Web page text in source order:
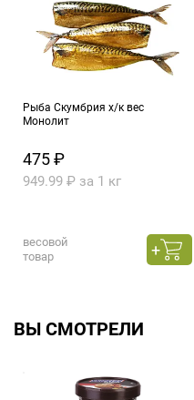
Рыба Скумбрия х/к вес
Монолит
475 ₽
949.99 ₽ за 1 кг
весовой
товар
ВЫ СМОТРЕЛИ